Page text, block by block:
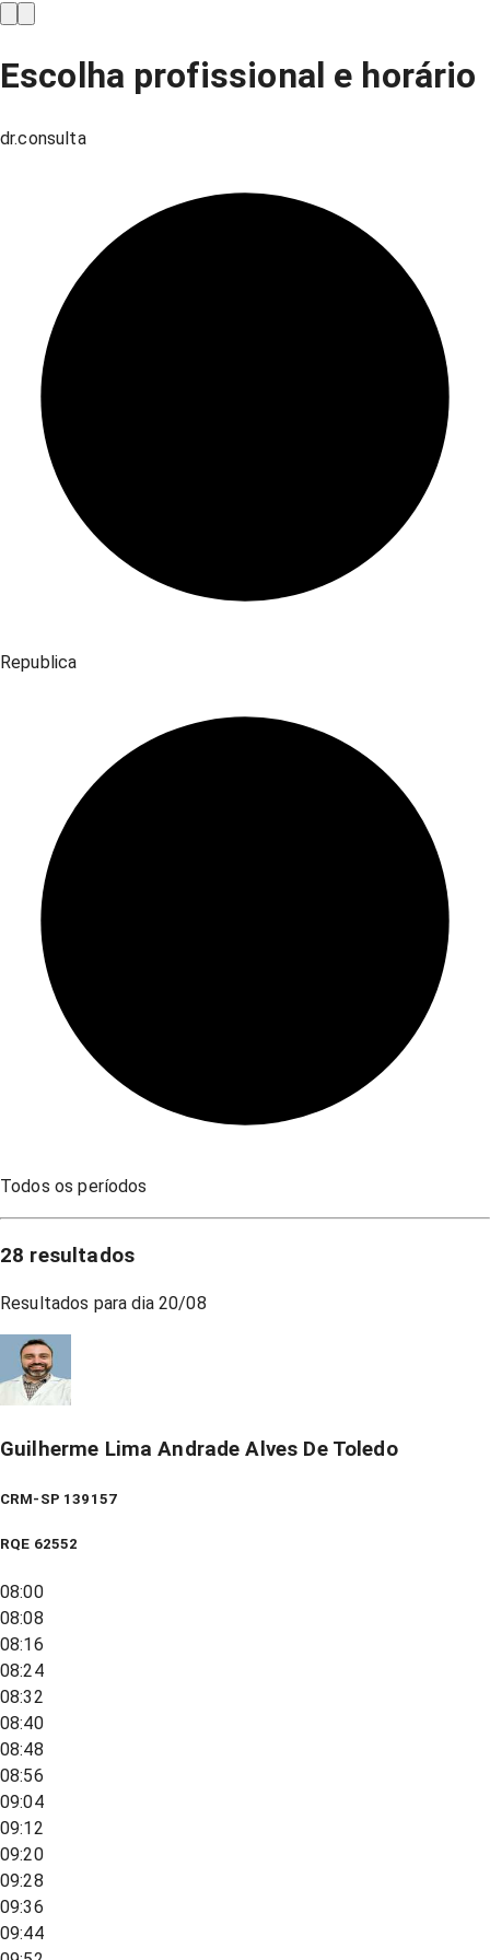
Escolha profissional e horário
dr.consulta
Republica
Todos os períodos
28 resultados
Resultados para dia20/08
Guilherme Lima Andrade Alves De Toledo
CRM-SP 139157
RQE 62552
08:00
08:08
08:16
08:24
08:32
08:40
08:48
08:56
09:04
09:12
09:20
09:28
09:36
09:44